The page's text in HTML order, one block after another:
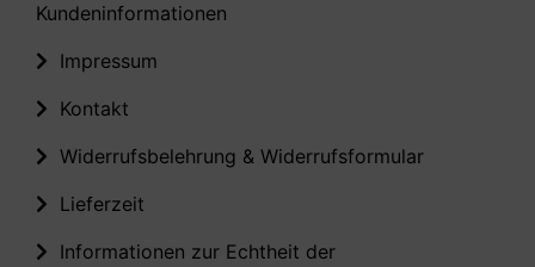
Kundeninformationen
Impressum
Kontakt
Widerrufsbelehrung & Widerrufsformular
Lieferzeit
Informationen zur Echtheit der